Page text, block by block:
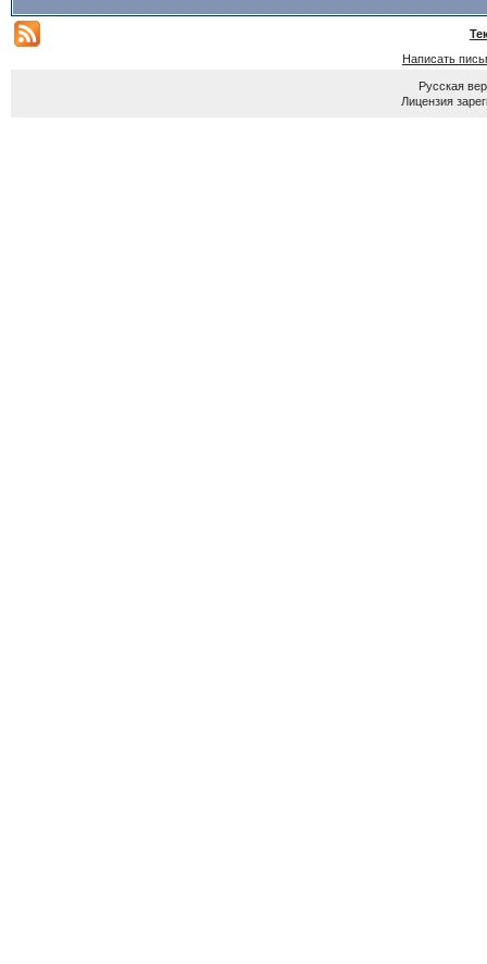
Написать
Русская
Лицензия